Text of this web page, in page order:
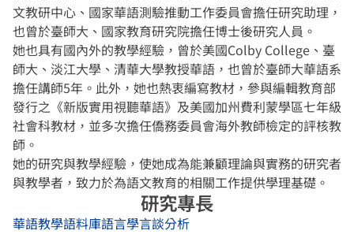
文教研中心、國家華語測驗推動工作委員會擔任研究助理，
也曾於臺師大、國家教育研究院擔任博士後研究人員。
她也具有國內外的教學經驗，曾於美國Colby College、臺
師大、淡江大學、清華大學教授華語，也曾於臺師大華語系
擔任講師5年。此外，她也熱衷編寫教材，參與編輯教育部
發行之《新版實用視聽華語》及美國加州費利蒙學區七年級
社會科教材，並多次擔任僑務委員會海外教師檢定的評核教
師。
她的研究與教學經驗，使她成為能兼顧理論與實務的研究者
與教學者，致力於為語文教育的相關工作提供學理基礎。
研究專長
華語教學語料庫語言學言談分析